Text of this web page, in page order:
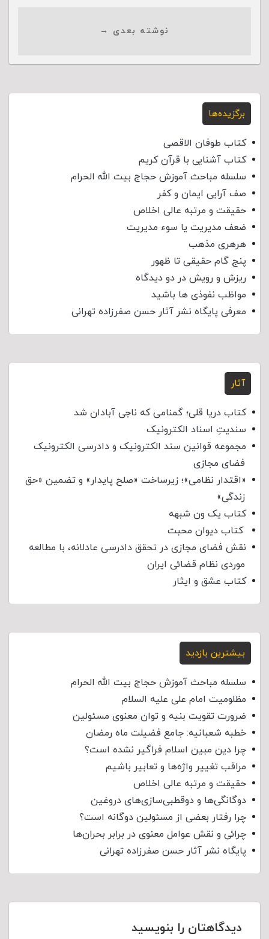
نوشته بعدی →
برگزیده‌ها
کتاب طوفان الاقصی
کتاب آشنایی با قرآن کریم
سلسله مباحث آموزش حجاج بیت الله الحرام
صف آرایی ایمان و کفر
حقیقت و مرتبه عالی اخلاص
ضعف مدیریت یا سوء مدیریت
هرهری مذهب
پنج گام حقیقی تا ظهور
ریزش و رویش در دو دیدگاه
مواظب نفوذی‌ ها باشید
معرفی پایگاه نشر آثار حسن صفرزاده تهرانی
آثار
کتاب دریا قلی؛ گمنامی که ناجی آبادان شد
سندیتِ اسناد الکترونیک
مجموعه قوانین سند الکترونیک و دادرسی الکترونیک
فضای مجازی
«اقتدار نظامی»؛ زیرساخت «صلح پایدار» و تضمین «حق
زندگی»
کتاب یک ون شبهه
کتاب دیوان محبت
نقش فضای مجازی در تحقق دادرسی عادلانه، با مطالعه
موردی نظام قضائی ایران
کتاب عشق و ایثار
بیشترین بازدید
سلسله مباحث آموزش حجاج بیت الله الحرام
مظلومیت امام علی علیه السلام
ضرورت تقویت بنیه و توان معنوی مسئولین
خطبه شعبانیه: جامع فضیلت ماه رمضان
چرا دین مبین اسلام فراگیر نشده است؟
مراقب تغییر واژه‌ها و تعابیر باشیم
حقیقت و مرتبه عالی اخلاص
دوگانگی‌ها و دوقطبی‌سازی‌های دروغین
چرا رفتار بعضی از مسئولین دوگانه است؟
چرائی و نقش عوامل معنوی در برابر بحران‌ها
پایگاه نشر آثار حسن صفرزاده تهرانی
دیدگاهتان را بنویسید